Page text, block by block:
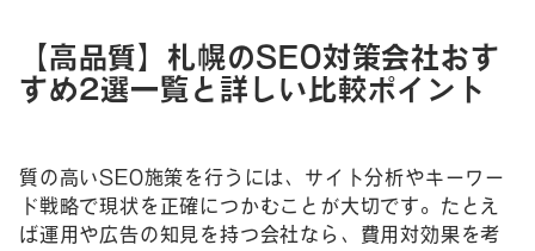
【高品質】札幌のSEO対策会社おす
すめ2選一覧と詳しい比較ポイント
質の高いSEO施策を行うには、サイト分析やキーワー
ド戦略で現状を正確につかむことが大切です。たとえ
ば運用や広告の知見を持つ会社なら、費用対効果を考